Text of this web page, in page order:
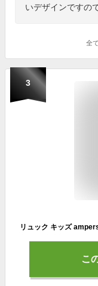
いデザインですの
全
3
こ